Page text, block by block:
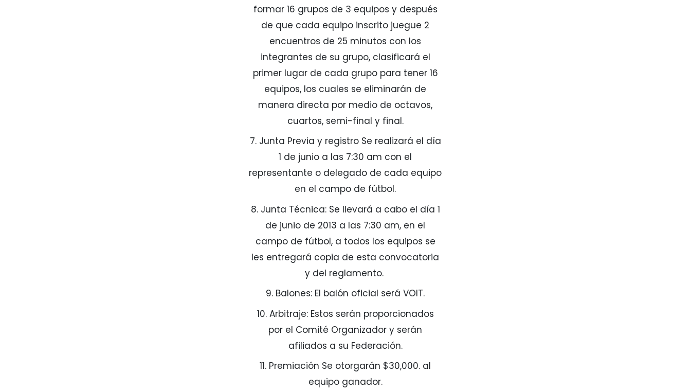
formar 16 grupos de 3 equipos y después
de que cada equipo inscrito juegue 2
encuentros de 25 minutos con los
integrantes de su grupo, clasificará el
primer lugar de cada grupo para tener 16
equipos, los cuales se eliminarán de
manera directa por medio de octavos,
cuartos, semi-final y final.
7. Junta Previa y registro Se realizará el día
1 de junio a las 7:30 am con el
representante o delegado de cada equipo
en el campo de fútbol.
8. Junta Técnica: Se llevará a cabo el día 1
de junio de 2013 a las 7:30 am, en el
campo de fútbol, a todos los equipos se
les entregará copia de esta convocatoria
y del reglamento.
9. Balones: El balón oficial será VOIT.
10. Arbitraje: Estos serán proporcionados
por el Comité Organizador y serán
afiliados a su Federación.
11. Premiación Se otorgarán $30,000. al
equipo ganador.